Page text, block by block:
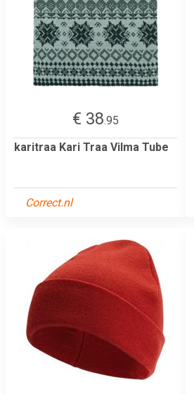
€ 38.95
karitraa Kari Traa Vilma Tube
Correct.nl